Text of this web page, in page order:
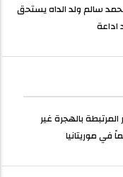
سالم ولد الداه يستحق
اداعة
بالهجرة غير
في موريتانيا